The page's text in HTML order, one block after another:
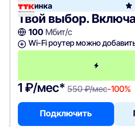
Новинка
Твой выбор.
100Мбит/с
Wi-Fi роутер можно
1 ₽/мес* 550 ₽/мес-100%
Подключить